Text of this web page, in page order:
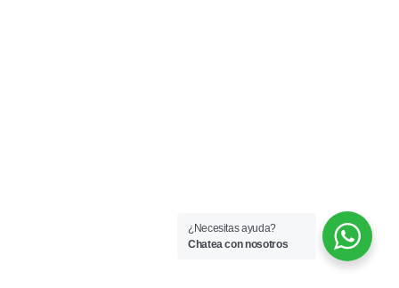
¿Necesitas ayuda?
Chatea con nosotros